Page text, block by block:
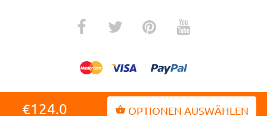
€124.0 OPTIONEN AUSWÄHLEN
ZURÜCK ZUM ANFANG